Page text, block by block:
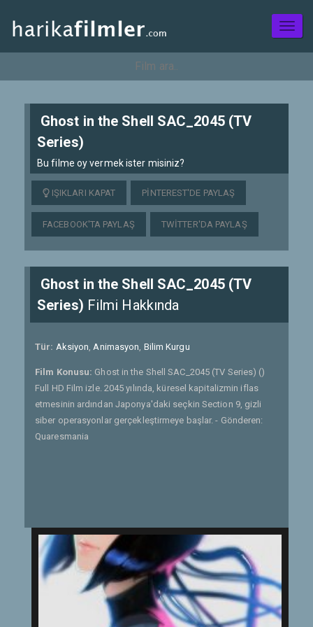
Ghost in the Shell SAC_2045 (TV
Series)
Bu filme oy vermek ister misiniz?
IŞIKLARI KAPAT PINTEREST'DE PAYLAŞ
FACEBOOK'TA PAYLAŞ TWITTER'DA PAYLAŞ
Ghost in the Shell SAC_2045 (TV
Series) Filmi Hakkında
Tür: Aksiyon,Animasyon, Bilim Kurgu
Film Konusu: Ghost in the Shell SAC_2045 (TV Series) ()
Full HD Film izle. 2045 yılında, küresel kapitalizmin iflas
etmesinin ardından Japonya'daki seçkin Section 9, gizli
siber operasyonlar gerçekleştirmeye başlar. - Gönderen:
Quaresmania